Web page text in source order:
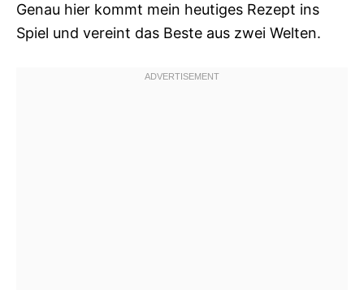
Genau hier kommt mein heutiges Rezept ins
Spiel und vereint das Beste aus zwei Welten.